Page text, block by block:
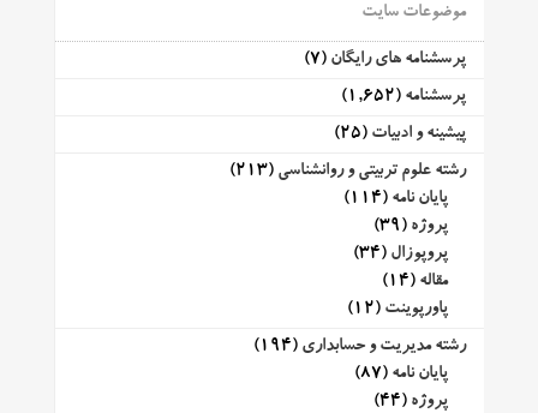
موضوعات سایت
پرسشنامه های رایگان (7)
پرسشنامه (1,652)
پیشینه و ادبیات (25)
رشته علوم تربیتی و روانشناسی (213)
پایان نامه (114)
پروژه (39)
پروپوزال (34)
مقاله (14)
پاورپوینت (12)
رشته مدیریت و حسابداری (194)
پایان نامه (87)
پروژه (44)